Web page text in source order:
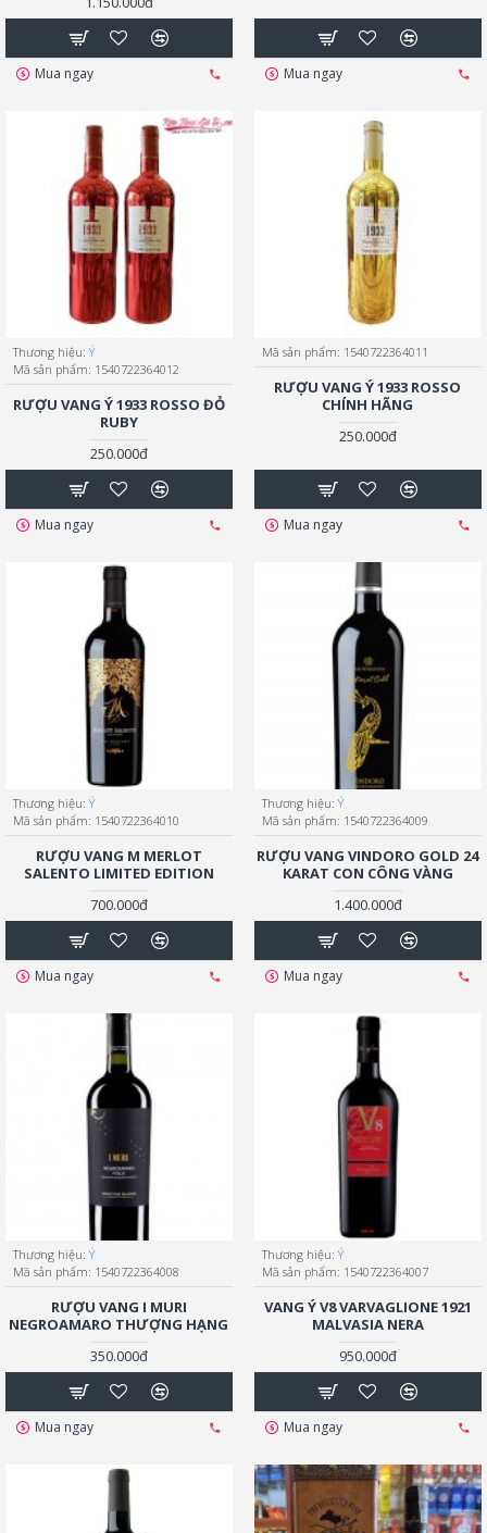
Mua ngay Mua ngay
Thương hiệu: Ý
Mã sản phẩm: 1540722364012
RƯỢU VANG Ý 1933 ROSSO ĐỎ
RUBY
250.000đ
Mua ngay
Mã sản phẩm: 1540722364011
RƯỢU VANG Ý 1933 ROSSO
CHÍNH HÃNG
250.000đ
Mua ngay
Thương hiệu: Ý
Mã sản phẩm: 1540722364010
RƯỢU VANG M MERLOT
SALENTO LIMITED EDITION
700.000đ
Mua ngay
Thương hiệu: Ý
Mã sản phẩm: 1540722364009
RƯỢU VANG VINDORO GOLD 24
KARAT CON CÔNG VÀNG
1.400.000đ
Mua ngay
Thương hiệu: Ý
Mã sản phẩm: 1540722364008
RƯỢU VANG I MURI
NEGROAMARO THƯỢNG HẠNG
350.000đ
Mua ngay
Thương hiệu: Ý
Mã sản phẩm: 1540722364007
VANG Ý V8 VARVAGLIONE 1921
MALVASIA NERA
950.000đ
Mua ngay